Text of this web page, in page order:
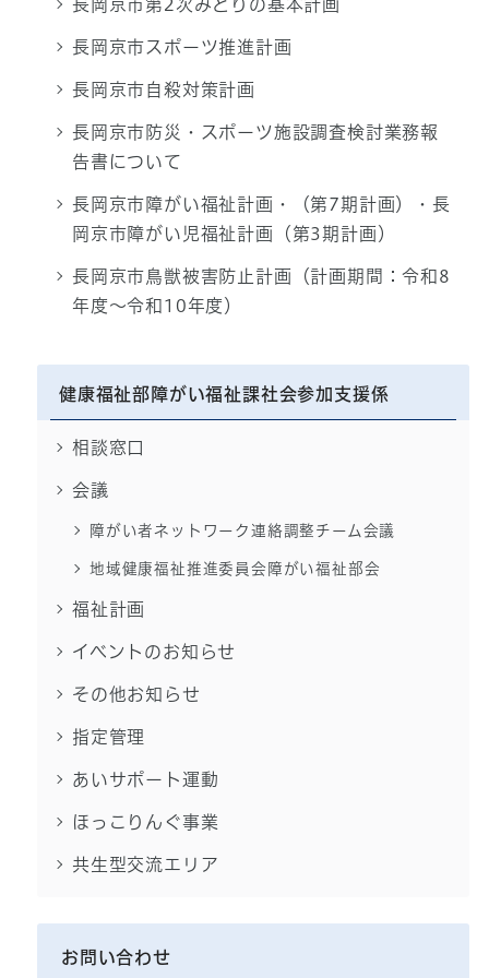
長岡京市第2次みどりの基本計画
長岡京市スポーツ推進計画
長岡京市自殺対策計画
長岡京市防災・スポーツ施設調査検討業務報
告書について
長岡京市障がい福祉計画・（第7期計画）・長
岡京市障がい児福祉計画（第3期計画）
長岡京市鳥獣被害防止計画（計画期間：令和8
年度～令和10年度）
健康福祉部障がい福祉課社会参加支援係
相談窓口
会議
障がい者ネットワーク連絡調整チーム会議
地域健康福祉推進委員会障がい福祉部会
福祉計画
イベントのお知らせ
その他お知らせ
指定管理
あいサポート運動
ほっこりんぐ事業
共生型交流エリア
お問い合わせ